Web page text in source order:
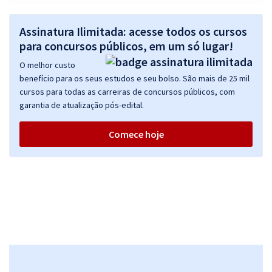
R$ 191,84à vista
ou 12x de R$15,99
Economize R$ 47,96 (-20%)
Comprar
DER DF - Departamento de Estradas de Rodagem do Distrito Federal
- Analista de Atividades Rodoviárias - Especialidade: Administrador
(Pré-edital)
Assinatura Ilimitada: acesse todos os cursos
para concursos públicos, em um só lugar!
O melhor custo
benefício para os seus estudos e seu bolso. São mais de 25 mil
cursos para todas as carreiras de concursos públicos, com
garantia de atualização pós-edital.
Comece hoje